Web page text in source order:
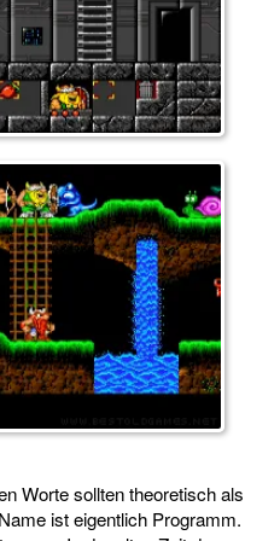
Worte sollten theoretisch als
ist eigentlich Programm.